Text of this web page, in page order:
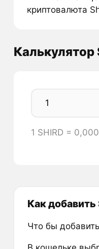
криптовалюта
Калькулятор
1 SHIRD =
Как
Что бы